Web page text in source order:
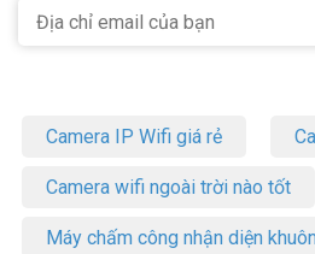
Camera IP Wifi giá rẻ
Camera wifi ngoài trời nào tốt
Máy chấm công nhận diện